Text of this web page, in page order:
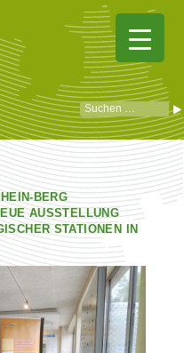
BERG
AUSSTELLUNG
STATIONEN IN